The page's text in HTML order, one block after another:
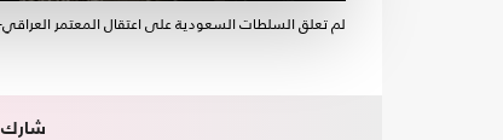
لم تعلق السلطات السعودية على اعتقال المعتمر
شارك